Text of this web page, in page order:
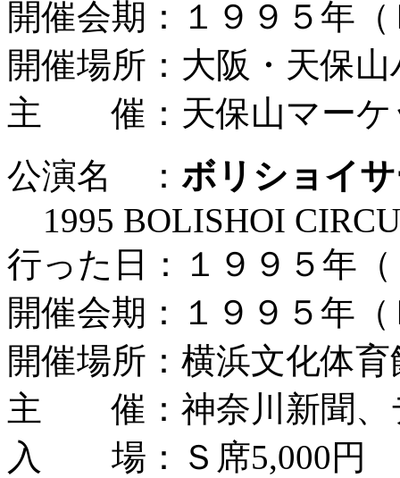
開催会期：１９９５年
開催場所：大阪・天保
主 催：天保山マーケ
公演名 ： ボリショイ
1995 BOLISHOI
行った日：１９９５年
開催会期：１９９５年
開催場所：横浜文化体育
主 催：神奈川新聞、
入 場：Ｓ席5,000円